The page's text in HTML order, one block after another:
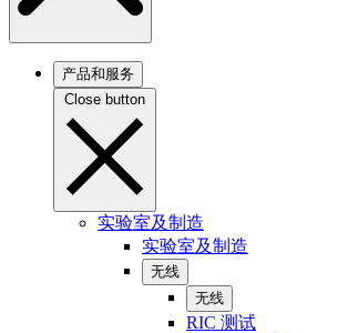
产品和服务
Close button
实验室及制造
实验室及制造
无线
无线
RIC 测试